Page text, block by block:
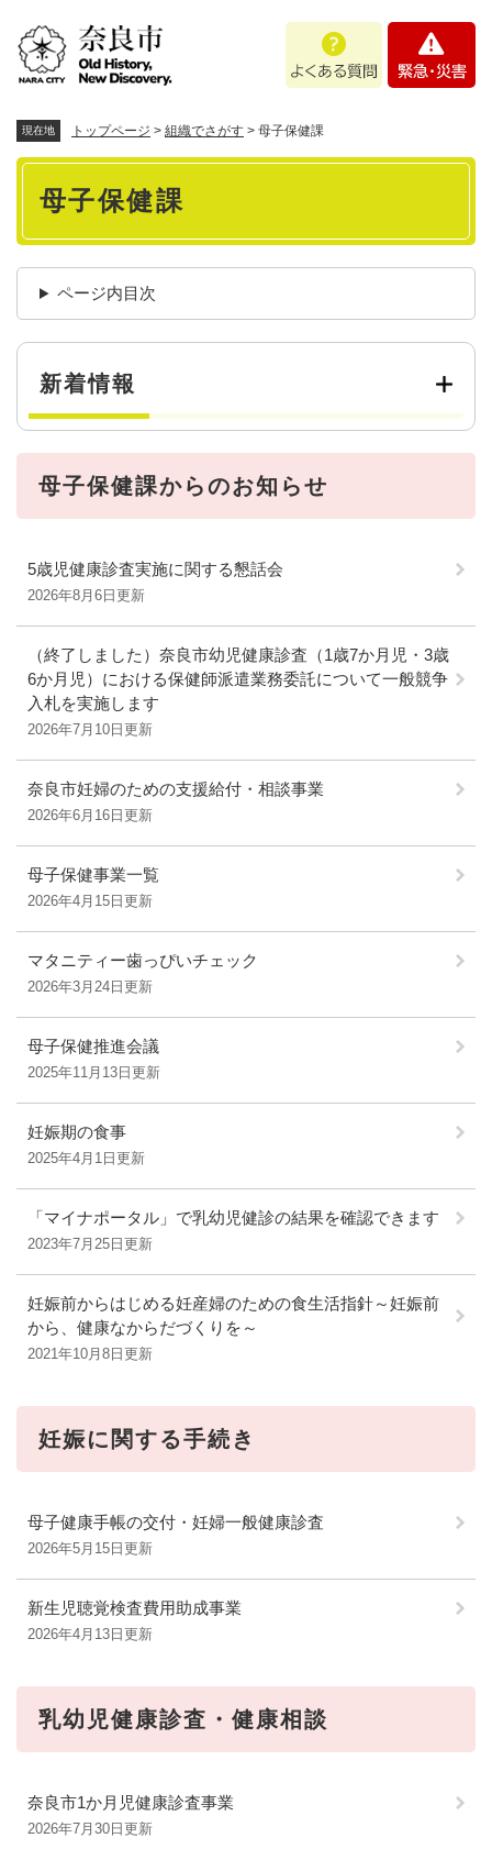
あ
問
・
現在地 トップページ > 組織でさがす > 母子保健課
本
母子保健課
ページ内目次
新着情報
母子保健課からのお知らせ
5歳児健康診査実施に関する懇話会
2026年8月6日更新
（終了しました）奈良市幼児健康診査（1歳7か月児・3歳
6か月児）における保健師派遣業務委託について一般競争
入札を実施します
2026年7月10日更新
奈良市妊婦のための支援給付・相談事業
2026年6月16日更新
母子保健事業一覧
2026年4月15日更新
マタニティー歯っぴいチェック
2026年3月24日更新
母子保健推進会議
2025年11月13日更新
妊娠期の食事
2025年4月1日更新
「マイナポータル」で乳幼児健診の結果を確認できます
2023年7月25日更新
妊娠前からはじめる妊産婦のための食生活指針～妊娠前
から、健康なからだづくりを～
2021年10月8日更新
妊娠に関する手続き
母子健康手帳の交付・妊婦一般健康診査
2026年5月15日更新
新生児聴覚検査費用助成事業
2026年4月13日更新
乳幼児健康診査・健康相談
奈良市1か月児健康診査事業
2026年7月30日更新